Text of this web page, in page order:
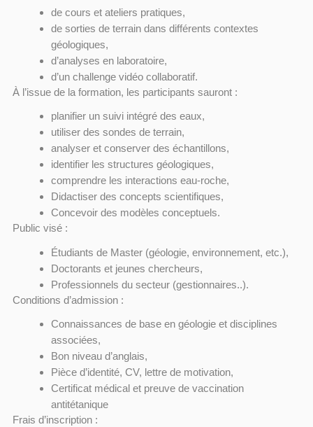
de cours et ateliers pratiques,
de sorties de terrain dans différents contextes
géologiques,
d’analyses en laboratoire,
d’un challenge vidéo collaboratif.
À l’issue de la formation, les participants sauront :
planifier un suivi intégré des eaux,
utiliser des sondes de terrain,
analyser et conserver des échantillons,
identifier les structures géologiques,
comprendre les interactions eau-roche,
Didactiser des concepts scientifiques,
Concevoir des modèles conceptuels.
Public visé :
Étudiants de Master (géologie, environnement, etc.),
Doctorants et jeunes chercheurs,
Professionnels du secteur (gestionnaires..).
Conditions d’admission :
Connaissances de base en géologie et disciplines
associées,
Bon niveau d’anglais,
Pièce d’identité, CV, lettre de motivation,
Certificat médical et preuve de vaccination
antitétanique
Frais d’inscription :